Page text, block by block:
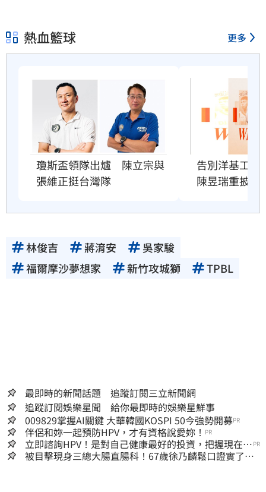
熱血籃球 更多
瓊斯盃領隊出爐　陳立宗與
張維正挺台灣隊
告別洋基工程
陳昱瑞重披戰
林俊吉 蔣淯安
吳家駿
福爾摩沙夢想家
新竹攻城獅 TPBL
最即時的新聞話題 追蹤訂閱三立新聞網
追蹤訂閱娛樂星聞 給你最即時的娛樂星鮮事
009829掌握AI關鍵 大華韓國KOSPI 50今強勢開募PR
伴侶和妳一起預防HPV，才有資格說愛妳！ PR
立即諮詢HPV！是對自己健康最好的投資，把握現在不
嫌晚！
PR
被目擊現身三總大腸直腸科！67歲徐乃麟鬆口證實了